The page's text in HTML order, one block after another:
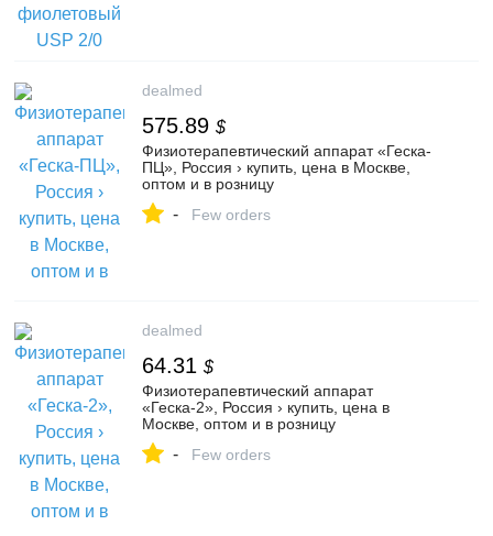
dealmed
575.89 $
Физиотерапевтический аппарат «Геска-
ПЦ», Россия › купить, цена в Москве,
оптом и в розницу
- Few orders
dealmed
64.31 $
Физиотерапевтический аппарат
«Геска-2», Россия › купить, цена в
Москве, оптом и в розницу
- Few orders